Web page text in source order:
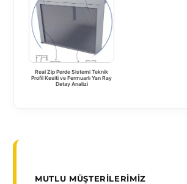
Real Zip Perde Sistemi Teknik
Profil Kesiti ve Fermuarlı Yan Ray
Detay Analizi
MUTLU MÜŞTERILERIMIZ